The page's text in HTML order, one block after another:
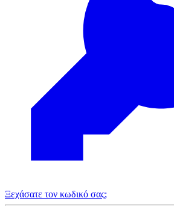
Ξεχάσατε τον κωδικό σας;